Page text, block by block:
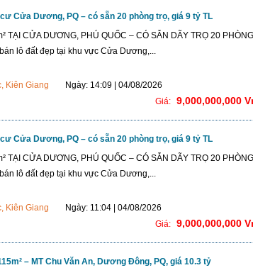
Cửa Dương, PQ – có sẵn 20 phòng trọ, giá 9 tỷ TL
TẠI CỬA DƯƠNG, PHÚ QUỐC – CÓ SẴN DÃY TRỌ 20
lô đất đẹp tại khu vực Cửa Dương,...
Kiên Giang
Ngày: 14:09 | 04/08/2026
Giá: 9,000,000,000
Cửa Dương, PQ – có sẵn 20 phòng trọ, giá 9 tỷ TL
TẠI CỬA DƯƠNG, PHÚ QUỐC – CÓ SẴN DÃY TRỌ 20
lô đất đẹp tại khu vực Cửa Dương,...
Kiên Giang
Ngày: 11:04 | 04/08/2026
Giá: 9,000,000,000
– MT Chu Văn An, Dương Đông, PQ, giá 10.3 tỷ